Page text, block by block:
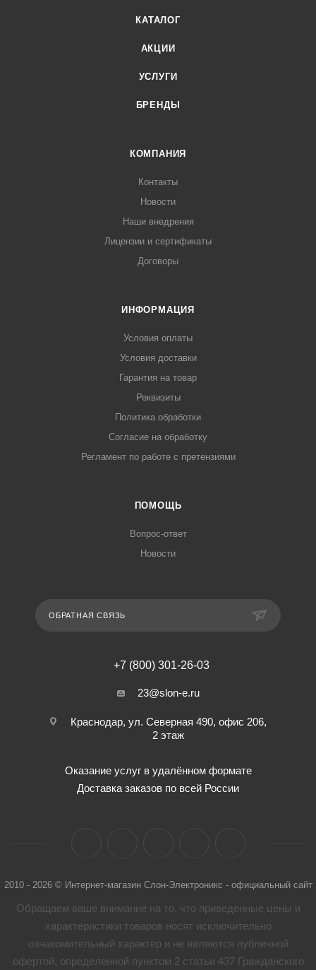
КАТАЛОГ
АКЦИИ
УСЛУГИ
БРЕНДЫ
КОМПАНИЯ
Контакты
Новости
Наши внедрения
Лицензии и сертификаты
Договоры
ИНФОРМАЦИЯ
Условия оплаты
Условия доставки
Гарантия на товар
Реквизиты
Политика обработки
Согласие на обработку
Регламент по работе с претензиями
ПОМОЩЬ
Вопрос-ответ
Новости
ОБРАТНАЯ СВЯЗЬ
+7 (800) 301-26-03
23@slon-e.ru
Краснодар, ул. Северная 490, офис 206,
2 этаж
Оказание услуг в удалённом формате
Доставка заказов по всей России
2010 - 2026 © Интернет-магазин Слон-Электроникс - официальный сайт
Обращаем ваше внимание на то, что приведенные цены и
характеристики товaров носят исключительно
ознакомительный характер и не являются публичной
офертой, определенной пунктом 2 статьи 437 Гражданского